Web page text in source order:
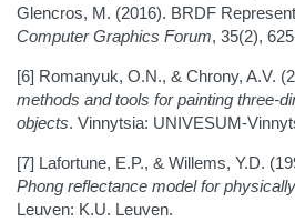
Glencros, M. (2016). BRDF
Computer Graphics Forum, 35(2),
[6] Romanyuk, O.N., & Chrony, A.V.
methods and tools for painting three-
objects. Vinnytsia: UNIVESUM-
[7] Lafortune, E.P., & Willems, Y.D.
Phong reflectance model for
Leuven: K.U. Leuven.